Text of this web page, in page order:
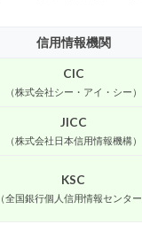
信用情報機関
CIC
（株式会社シー・アイ・シー）
JICC
（株式会社日本信用情報機構）
KSC
（全国銀行個人信用情報センター